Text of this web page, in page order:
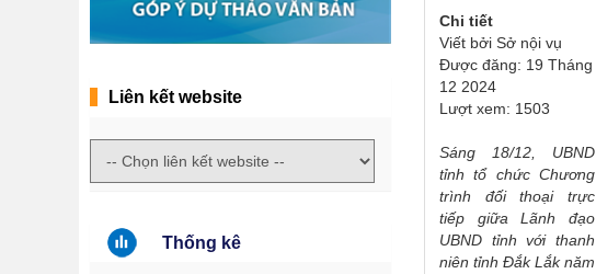
Liên kết website
Thống kê
Chi tiết
Viết bởi Sở nội vụ
Được đăng: 19 Tháng
12 2024
Lượt xem: 1503
Sáng 18/12 , UBND
tỉnh tổ chức Chương
trình đối thoại trực
tiếp giữa Lãnh đạo
UBND tỉnh với thanh
niên tỉnh Đắk Lắk năm